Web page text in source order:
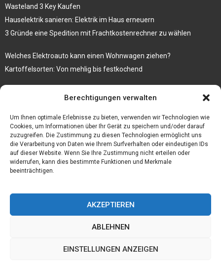
Berechtigungen verwalten
Um Ihnen optimale Erlebnisse zu bieten, verwenden wir Technologien wie
Cookies, um Informationen über Ihr Gerät zu speichern und/oder darauf
zuzugreifen. Die Zustimmung zu diesen Technologien ermöglicht uns
die Verarbeitung von Daten wie Ihrem Surfverhalten oder eindeutigen IDs
auf dieser Website. Wenn Sie Ihre Zustimmung nicht erteilen oder
widerrufen, kann dies bestimmte Funktionen und Merkmale
beeinträchtigen.
AKZEPTIEREN
ABLEHNEN
EINSTELLUNGEN ANZEIGEN
Wasteland 3 Key Kaufen
Hauselektrik sanieren: Elektrik im Haus erneuern
3 Gründe eine Spedition mit Frachtkostenrechner zu wählen
Welches Elektroauto kann einen Wohnwagen ziehen?
Kartoffelsorten: Von mehlig bis festkochend
Firma einfach und kostenlos bekannt machen mit diesen 5 Tipps